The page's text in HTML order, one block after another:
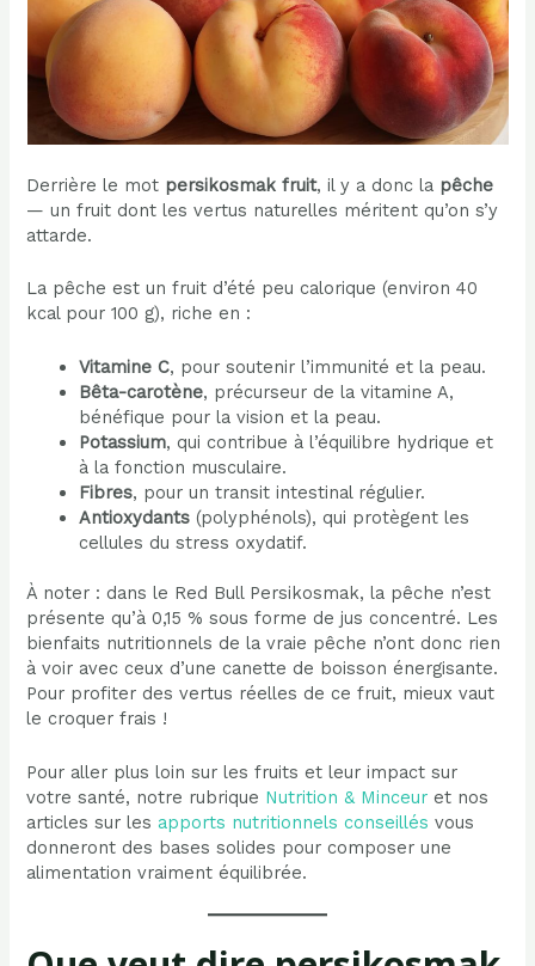
Derrière le mot persikosmak fruit, il y a donc la pêche
— un fruit dont les vertus naturelles méritent qu’on s’y
attarde.
La pêche est un fruit d’été peu calorique (environ 40
kcal pour 100 g), riche en :
Vitamine C, pour soutenir l’immunité et la peau.
Bêta-carotène, précurseur de la vitamine A,
bénéfique pour la vision et la peau.
Potassium, qui contribue à l’équilibre hydrique et
à la fonction musculaire.
Fibres, pour un transit intestinal régulier.
Antioxydants (polyphénols), qui protègent les
cellules du stress oxydatif.
À noter : dans le Red Bull Persikosmak, la pêche n’est
présente qu’à 0,15 % sous forme de jus concentré. Les
bienfaits nutritionnels de la vraie pêche n’ont donc rien
à voir avec ceux d’une canette de boisson énergisante.
Pour profiter des vertus réelles de ce fruit, mieux vaut
le croquer frais !
Pour aller plus loin sur les fruits et leur impact sur
votre santé, notre rubrique Nutrition & Minceur et nos
articles sur les apports nutritionnels conseillés vous
donneront des bases solides pour composer une
alimentation vraiment équilibrée.